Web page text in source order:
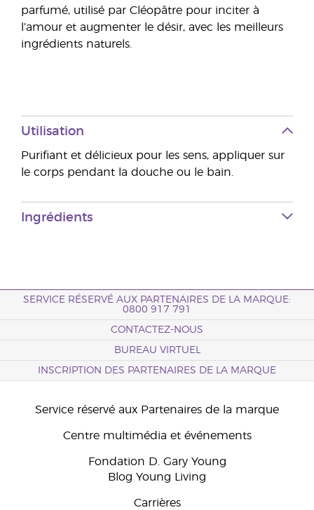
parfumé, utilisé par Cléopâtre pour inciter à
l’amour et augmenter le désir, avec les meilleurs
ingrédients naturels.
Utilisation
Purifiant et délicieux pour les sens, appliquer sur
le corps pendant la douche ou le bain.
Ingrédients
SERVICE RÉSERVÉ AUX PARTENAIRES DE LA MARQUE:
0800 917 791
CONTACTEZ-NOUS
BUREAU VIRTUEL
INSCRIPTION DES PARTENAIRES DE LA MARQUE
Service réservé aux Partenaires de la marque
Centre multimédia et événements
Fondation D. Gary Young
Blog Young Living
Carrières